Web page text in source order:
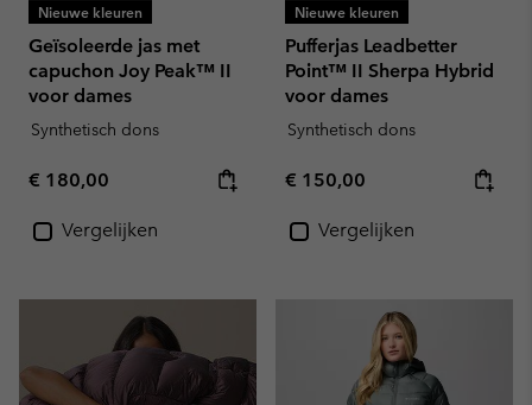
Nieuwe kleuren
Geïsoleerde jas met
capuchon Joy Peak™ II
voor dames
Synthetisch dons
Regular price:
€ 180,00
Vergelijken
Nieuwe kleuren
Pufferjas Leadbetter
Point™ II Sherpa Hybrid
voor dames
Synthetisch dons
Regular price:
€ 150,00
Vergelijken